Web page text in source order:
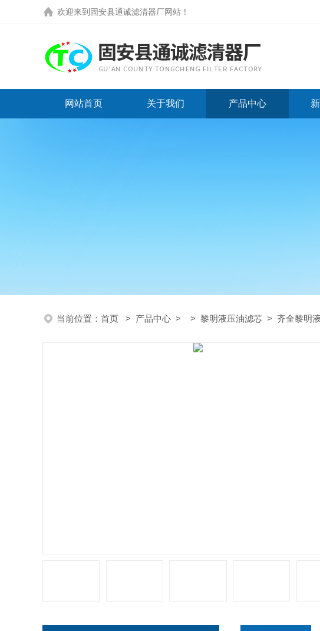
欢迎来到 固安县通诚滤清器厂网站 ！
网站首页 关于我们 产品中心
当前位置： 首页 > 产品中心 > > 黎明液压油滤芯 > 齐全黎明